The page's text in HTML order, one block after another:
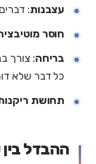
עצבנות:
חוסר
בריחה: צורך
כל דבר שלא
תחושת
ההבדל בין